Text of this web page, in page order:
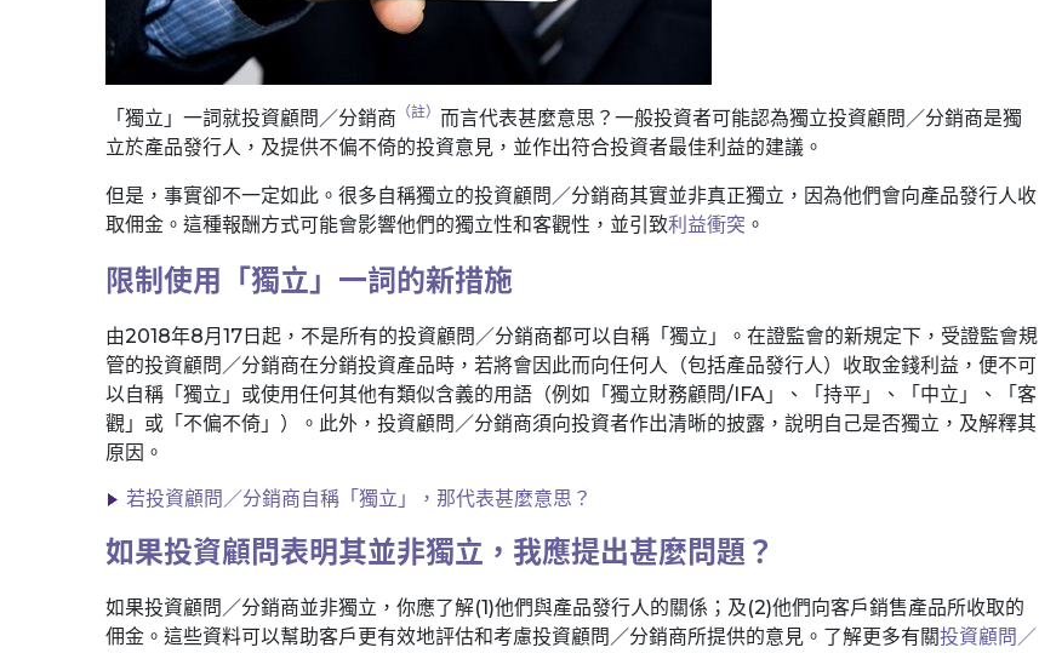
「獨立」一詞就投資顧問／分銷商 （註） 而言代表甚麼意思？一般投資者可能認為獨立投資顧問／分銷商是獨
立於產品發行人，及提供不偏不倚的投資意見，並作出符合投資者最佳利益的建議。
但是，事實卻不一定如此。很多自稱獨立的投資顧問／分銷商其實並非真正獨立，因為他們會向產品發行人收
取佣金。這種報酬方式可能會影響他們的獨立性和客觀性，並引致利益衝突 。
限制使用「獨立」一詞的新措施
由2018年8月17日起，不是所有的投資顧問／分銷商都可以自稱「獨立」。在證監會的新規定下，受證監會規
管的投資顧問／分銷商在分銷投資產品時，若將會因此而向任何人（包括產品發行人）收取金錢利益，便不可
以自稱「獨立」或使用任何其他有類似含義的用語（例如「獨立財務顧問/IFA」、「持平」、「中立」、「客
觀」或「不偏不倚」）。此外，投資顧問／分銷商須向投資者作出清晰的披露，說明自己是否獨立，及解釋其
原因。
若投資顧問／分銷商自稱「獨立」，那代表甚麼意思？
如果投資顧問表明其並非獨立，我應提出甚麼問題？
如果投資顧問／分銷商並非獨立，你應了解(1)他們與產品發行人的關係；及(2)他們向客戶銷售產品所收取的
佣金。這些資料可以幫助客戶更有效地評估和考慮投資顧問／分銷商所提供的意見。了解更多有關投資顧問／